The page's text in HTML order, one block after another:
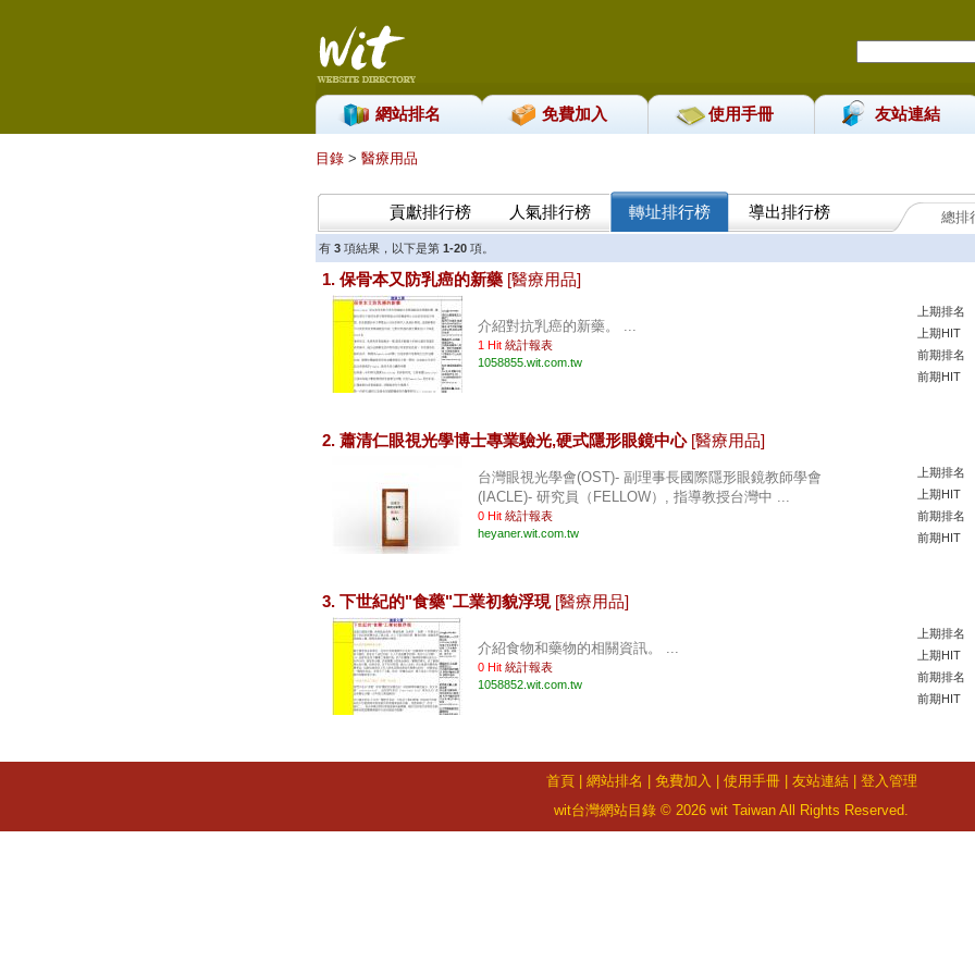
網站排名 免費加入 使用手冊 友站連結
目錄 > 醫療用品
貢獻排行榜 人氣排行榜 轉址排行榜 導出排行榜 總排
有 3 項結果，以下是第 1-20項。
1. 保骨本又防乳癌的新藥 [醫療用品]
介紹對抗乳癌的新藥。 ...
1 Hit 統計報表
1058855.wit.com.tw
上期排名
上期HIT
前期排名
前期HIT
2. 蕭清仁眼視光學博士專業驗光,硬式隱形眼鏡中心 [醫療用品]
台灣眼視光學會(OST)- 副理事長國際隱形眼鏡教師學會
(IACLE)- 研究員（FELLOW）, 指導教授台灣中 ...
0 Hit 統計報表
heyaner.wit.com.tw
上期排名
上期HIT
前期排名
前期HIT
3. 下世紀的"食藥"工業初貌浮現 [醫療用品]
介紹食物和藥物的相關資訊。 ...
0 Hit 統計報表
1058852.wit.com.tw
上期排名
上期HIT
前期排名
前期HIT
首頁| 網站排名 免費加入 使用手冊| 友站連結| 登入管理
wit台灣網站目錄 © 2026 wit Taiwan All Rights Reserved.